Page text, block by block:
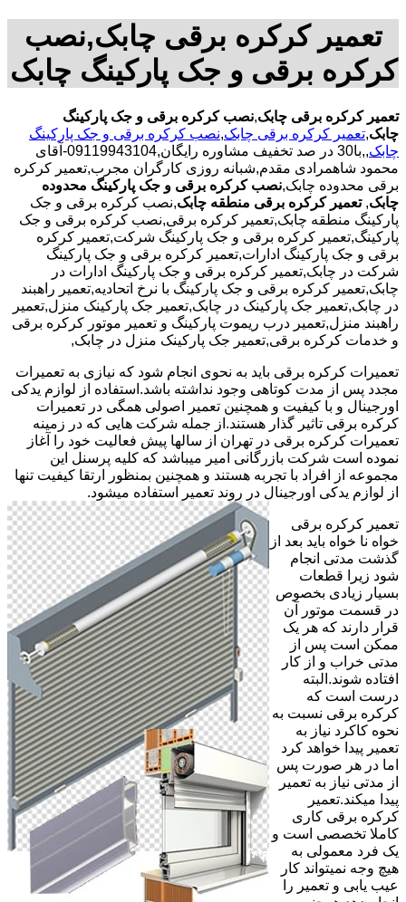
تعمیر کرکره برقی چابک,نصب
کرکره برقی و جک پارکینگ چابک
تعمیر کرکره برقی چابک,نصب کرکره برقی و جک پارکینگ
چابک,تعمیر کرکره برقی چابک,نصب کرکره برقی و جک پارکینگ
چابک
,,با30 در صد تخفیف مشاوره رایگان,09119943104-آقای
محمود شاهمرادی مقدم,شبانه روزی کارگران مجرب,تعمیر کرکره
برقی محدوده چابک,نصب کرکره برقی و جک پارکینگ محدوده
چابک, تعمیر کرکره برقی منطقه چابک,نصب کرکره برقی و جک
پارکینگ منطقه چابک,تعمیر کرکره برقی,نصب کرکره برقی و جک
پارکینگ,تعمیر کرکره برقی و جک پارکینگ شرکت,تعمیر کرکره
برقی و جک پارکینگ ادارات,تعمیر کرکره برقی و جک پارکینگ
شرکت در چابک,تعمیر کرکره برقی و جک پارکینگ ادارات در
چابک,تعمیر کرکره برقی و جک پارکینگ با نرخ اتحادیه,تعمیر راهبند
در چابک,تعمیر جک پارکینک در چابک,تعمیر جک پارکینک منزل,تعمیر
راهبند منزل,تعمیر درب ریموت پارکینگ و تعمیر موتور کرکره برقی
و خدمات کرکره برقی,تعمیر جک پارکینک منزل در چابک,
تعمیرات کرکره برقی باید به نحوی انجام شود که نیازی به تعمیرات
مجدد پس از مدت کوتاهی وجود نداشته باشد.استفاده از لوازم یدکی
اورجینال و با کیفیت و همچنین تعمیر اصولی همگی در تعمیرات
کرکره برقی تاثیر گذار هستند.از جمله شرکت هایی که در زمینه
تعمیرات کرکره برقی در تهران از سالها پیش فعالیت خود را آغاز
نموده است شرکت بازرگانی امیر میباشد که کلیه پرسنل این
مجموعه از افراد با تجربه هستند و همچنین بمنظور ارتقا کیفیت تنها
از لوازم یدکی اورجینال در روند تعمیر استفاده میشود.
تعمیر کرکره برقی
خواه نا خواه باید بعد از
گذشت مدتی انجام
شود زیرا قطعات
بسیار زیادی بخصوص
در قسمت موتور آن
قرار دارند که هر یک
ممکن است پس از
مدتی خراب و از کار
افتاده شوند.البته
درست است که
کرکره برقی نسبت به
نحوه کاکرد نیاز به
تعمیر پیدا خواهد کرد
اما در هر صورت پس
از مدتی نیاز به تعمیر
پیدا میکند.تعمیر
کرکره برقی کاری
کاملا تخصصی است و
یک فرد معمولی به
هیچ وجه نمیتواند کار
عیب یابی و تعمیر را